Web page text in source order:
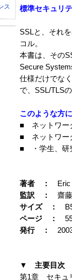
標準セキュリ
SSLと、それ
コル。
本書は、その
Secure
仕様だけでな
で、SSL/TLS
このような方
■ ネットワー
■ ネットワー
■ ・学生、研
著者 ：
Eric
監訳 ：
齋藤
サイズ ：
ページ ：
発行 ：
▼ 主要目次
第1章 セキュ
ス